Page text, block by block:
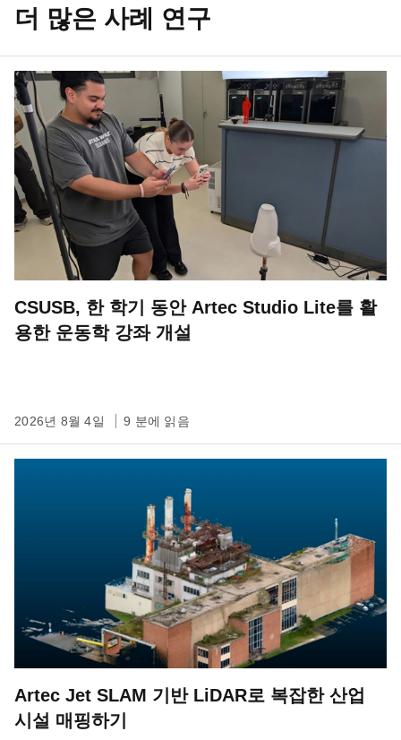
더 많은 사례 연구
CSUSB, 한 학기 동안 Artec Studio Lite를 활
용한 운동학 강좌 개설
2026년 8월 4일 9 분에 읽음
Artec Jet SLAM 기반 LiDAR로 복잡한 산업
시설 매핑하기